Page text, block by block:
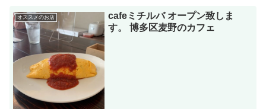
オススメのお店
cafeミチルバ オープン致しま
す。 博多区麦野のカフェ